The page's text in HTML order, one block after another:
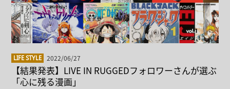
LIFE STYLE 2022/06/27
【結果発表】LIVE IN RUGGEDフォロワーさんが選ぶ
「心に残る漫画」